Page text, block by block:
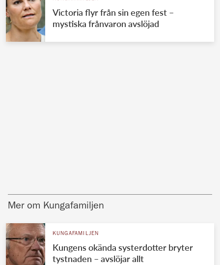
Victoria flyr från sin egen fest –
mystiska frånvaron avslöjad
Mer om Kungafamiljen
KUNGAFAMILJEN
Kungens okända systerdotter bryter
tystnaden – avslöjar allt